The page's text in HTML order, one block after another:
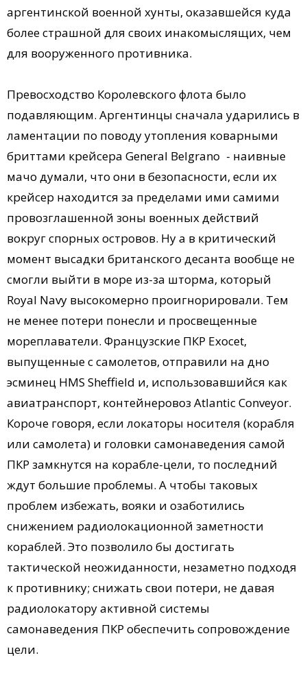
аргентинской военной хунты, оказавшейся куда
более страшной для своих инакомыслящих, чем
для вооруженного противника.
Превосходство Королевского флота было
подавляющим. Аргентинцы сначала ударились в
ламентации по поводу утопления коварными
бриттами крейсера General Belgrano - наивные
мачо думали, что они в безопасности, если их
крейсер находится за пределами ими самими
провозглашенной зоны военных действий
вокруг спорных островов. Ну а в критический
момент высадки британского десанта вообще не
смогли выйти в море из-за шторма, который
Royal Navy высокомерно проигнорировали. Тем
не менее потери понесли и просвещенные
мореплаватели. Французские ПКР Exocet,
выпущенные с самолетов, отправили на дно
эсминец HMS Sheffield и, использовавшийся как
авиатранспорт, контейнеровоз Atlantic Conveyor.
Короче говоря, если локаторы носителя (корабля
или самолета) и головки самонаведения самой
ПКР замкнутся на корабле-цели, то последний
ждут большие проблемы. А чтобы таковых
проблем избежать, вояки и озаботились
снижением радиолокационной заметности
кораблей. Это позволило бы достигать
тактической неожиданности, незаметно подходя
к противнику; снижать свои потери, не давая
радиолокатору активной системы
самонаведения ПКР обеспечить сопровождение
цели.